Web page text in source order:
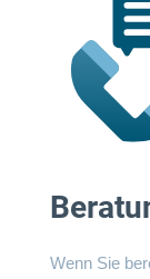
Wenn Sie